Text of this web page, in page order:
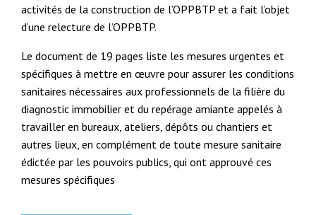
activités de la construction de l’OPPBTP et a fait l’objet
d’une relecture de l’OPPBTP.
Le document de 19 pages liste les mesures urgentes et
spécifiques à mettre en œuvre pour assurer les conditions
sanitaires nécessaires aux professionnels de la filière du
diagnostic immobilier et du repérage amiante appelés à
travailler en bureaux, ateliers, dépôts ou chantiers et
autres lieux, en complément de toute mesure sanitaire
édictée par les pouvoirs publics, qui ont approuvé ces
mesures spécifiques